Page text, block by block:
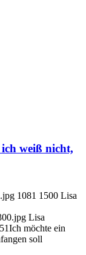
weiß nicht,
1081 1500 Lisa
Lisa
Ich möchte ein
soll